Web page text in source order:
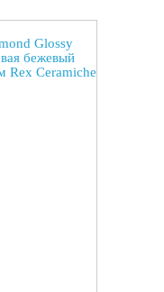
Glossy
бежевый
Rex Ceramiche